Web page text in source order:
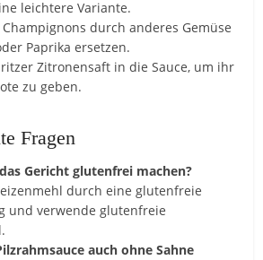
leichtere Variante.
durch anderes Gemüse
Paprika ersetzen.
Zitronensaft in die Sauce, um ihr
zu geben.
Fragen
Gericht glutenfrei machen?
durch eine glutenfreie
und verwende glutenfreie
auch ohne Sahne